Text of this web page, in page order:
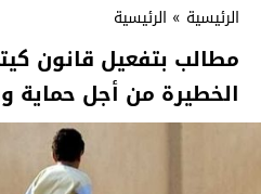
الرئيسية » الرئيسية
مطالب بتفعيل قانون
الخطيرة من أجل حماية